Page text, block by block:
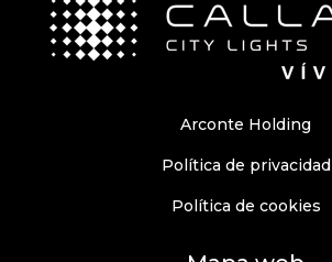
Arconte Holding
Política de privacidad
Política de cookies